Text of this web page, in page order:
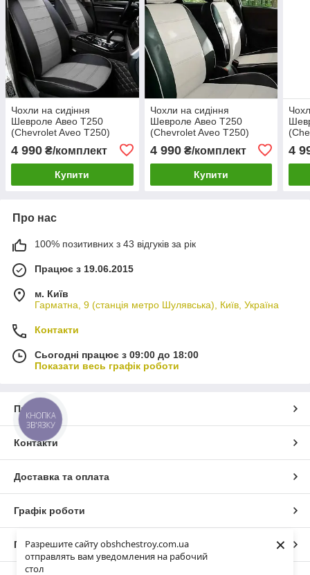
Разрешите сайту obshchestroy.com.ua
отправлять вам уведомления на рабочий
стол
×
Чохли на сидіння
Шевроле Авео Т250
(Chevrolet Aveo T250)
модельні MAX з екошкіри
Чорно-сірий, графіт
4 990 ₴/комплект
Купити
Чохли на сидіння
Шевроле Авео Т250
(Chevrolet Aveo T250)
модельні MAX з екошкіри
Чорно-білий
4 990₴/комплект
Купити
4
Про нас
100% позитивних з 43 відгуків за рік
Працює з 19.06.2015
м. Київ
Гарматна, 9 (станція метро Шулявська), Київ, Україна
Контакти
Сьогодні працює з 09:00 до 18:00
Показати весь графік роботи
Про нас
Контакти
Доставка та оплата
Графік роботи
Повна версія сайту
КНОПКА
ЗВ'ЯЗКУ